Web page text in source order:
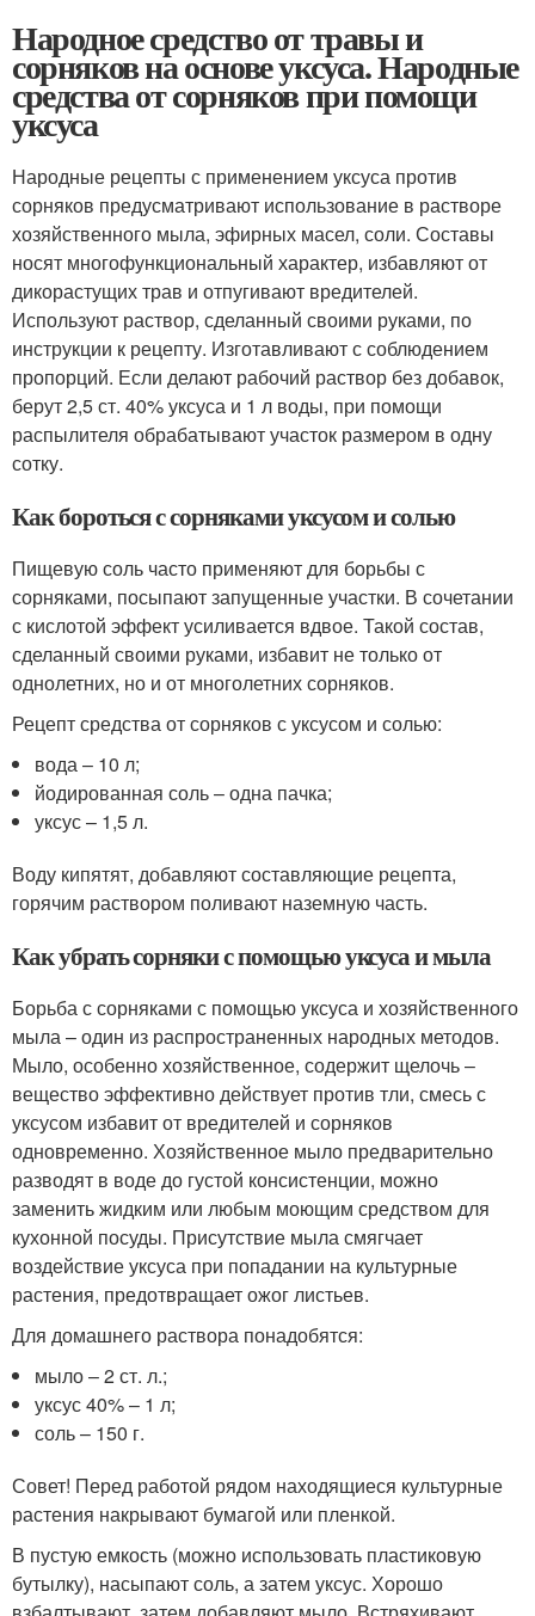
Народное средство от травы и
сорняков на основе уксуса. Народные
средства от сорняков при помощи
уксуса
Народные рецепты с применением уксуса против
сорняков предусматривают использование в растворе
хозяйственного мыла, эфирных масел, соли. Составы
носят многофункциональный характер, избавляют от
дикорастущих трав и отпугивают вредителей.
Используют раствор, сделанный своими руками, по
инструкции к рецепту. Изготавливают с соблюдением
пропорций. Если делают рабочий раствор без добавок,
берут 2,5 ст. 40% уксуса и 1 л воды, при помощи
распылителя обрабатывают участок размером в одну
сотку.
Как бороться с сорняками уксусом и солью
Пищевую соль часто применяют для борьбы с
сорняками, посыпают запущенные участки. В сочетании
с кислотой эффект усиливается вдвое. Такой состав,
сделанный своими руками, избавит не только от
однолетних, но и от многолетних сорняков.
Рецепт средства от сорняков с уксусом и солью:
вода – 10 л;
йодированная соль – одна пачка;
уксус – 1,5 л.
Воду кипятят, добавляют составляющие рецепта,
горячим раствором поливают наземную часть.
Как убрать сорняки с помощью уксуса и мыла
Борьба с сорняками с помощью уксуса и хозяйственного
мыла – один из распространенных народных методов.
Мыло, особенно хозяйственное, содержит щелочь –
вещество эффективно действует против тли, смесь с
уксусом избавит от вредителей и сорняков
одновременно. Хозяйственное мыло предварительно
разводят в воде до густой консистенции, можно
заменить жидким или любым моющим средством для
кухонной посуды. Присутствие мыла смягчает
воздействие уксуса при попадании на культурные
растения, предотвращает ожог листьев.
Для домашнего раствора понадобятся:
мыло – 2 ст. л.;
уксус 40% – 1 л;
соль – 150 г.
Совет! Перед работой рядом находящиеся культурные
растения накрывают бумагой или пленкой.
В пустую емкость (можно использовать пластиковую
бутылку), насыпают соль, а затем уксус. Хорошо